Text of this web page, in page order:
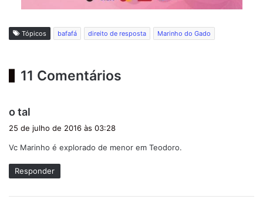
Tópicos bafafá direito de resposta Marinho do Gado
11 Comentários
o tal
s
e
:
25 de julho de 2016 às 03:28
Vc Marinho é explorado de menor em Teodoro.
Responder